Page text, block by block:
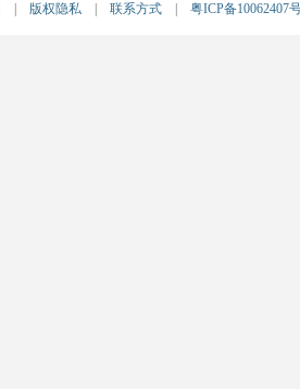
版权隐私 联系方式 粤ICP备10062407